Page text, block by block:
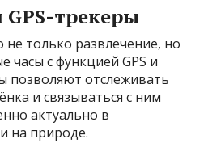
трекеры
только развлечение, но
часы с функцией GPS и
позволяют отслеживать
и связываться с ним
актуально в
на природе.